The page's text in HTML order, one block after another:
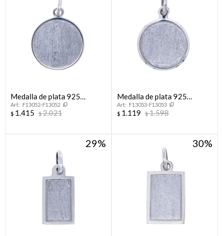
Medalla de plata 925
Arenada
F13052-F13052
$ 1.415 $2.021
Medalla de plata 925
Arenada
F13053-F13053
$ 1.119 $1.598
29 30